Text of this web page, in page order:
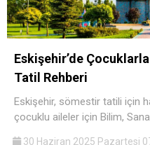
Eskişehir’de
Tatil Rehberi
Eskişehir, sömestir tatili için
çocuklu aileler için Bilim,
30 Haziran 2025 Pazartesi